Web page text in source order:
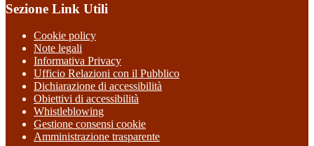
Sezione Link Utili
Cookie policy
Note legali
Informativa Privacy
Ufficio Relazioni con il Pubblico
Dichiarazione di accessibilità
Obiettivi di accessibilità
Whistleblowing
Gestione consensi cookie
Amministrazione trasparente